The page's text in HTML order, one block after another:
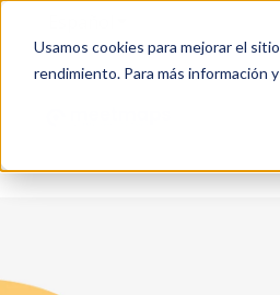
Usamos cookies para mejorar el
rendimiento. Para más información